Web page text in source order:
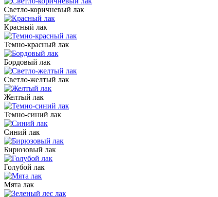
Светло-коричневый лак
Красный лак
Темно-красный лак
Бордовый лак
Светло-желтый лак
Желтый лак
Темно-синий лак
Синий лак
Бирюзовый лак
Голубой лак
Мята лак